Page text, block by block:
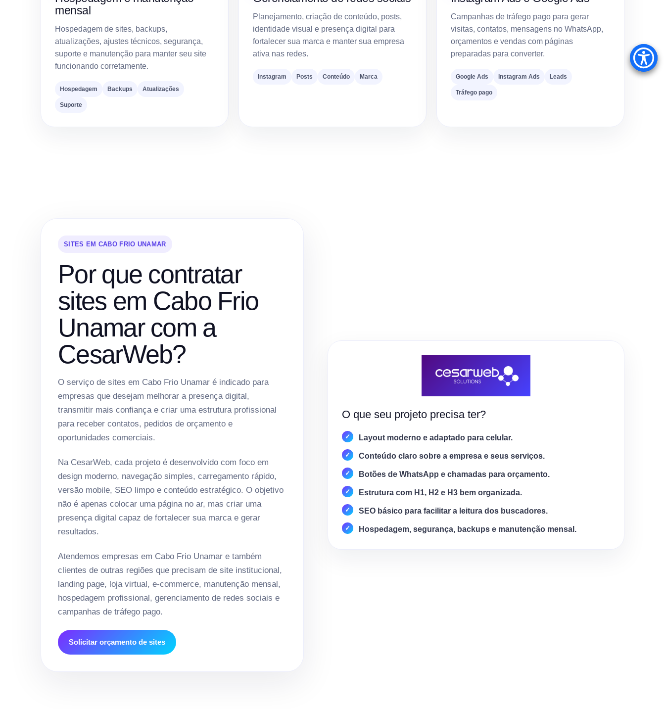
mensal
Hospedagem de sites, backups,
atualizações, ajustes técnicos, segurança,
suporte e manutenção para manter seu site
funcionando corretamente.
Hospedagem Backups Atualizações
Suporte
Planejamento, criação de conteúdo, posts,
identidade visual e presença digital para
fortalecer sua marca e manter sua empresa
ativa nas redes.
Instagram Posts Conteúdo Marca
Campanhas de tráfego pago para gerar
visitas, contatos, mensagens no WhatsApp,
orçamentos e vendas com páginas
preparadas para converter.
Google Ads Instagram Ads Leads
Tráfego pago
SITES EM CABO FRIO UNAMAR
Por que contratar
sites em Cabo Frio
Unamar com a
CesarWeb?
O serviço de sites em Cabo Frio Unamar é indicado para
empresas que desejam melhorar a presença digital,
transmitir mais confiança e criar uma estrutura profissional
para receber contatos, pedidos de orçamento e
oportunidades comerciais.
Na CesarWeb, cada projeto é desenvolvido com foco em
design moderno, navegação simples, carregamento rápido,
versão mobile, SEO limpo e conteúdo estratégico. O objetivo
não é apenas colocar uma página no ar, mas criar uma
presença digital capaz de fortalecer sua marca e gerar
resultados.
Atendemos empresas em Cabo Frio Unamar e também
clientes de outras regiões que precisam de site institucional,
landing page, loja virtual, e-commerce, manutenção mensal,
hospedagem profissional, gerenciamento de redes sociais e
campanhas de tráfego pago.
Solicitar orçamento de sites
O que seu projeto precisa ter?
Layout moderno e adaptado para celular.
Conteúdo claro sobre a empresa e seus serviços.
Botões de WhatsApp e chamadas para orçamento.
Estrutura com H1, H2 e H3 bem organizada.
SEO básico para facilitar a leitura dos buscadores.
Hospedagem, segurança, backups e manutenção mensal.